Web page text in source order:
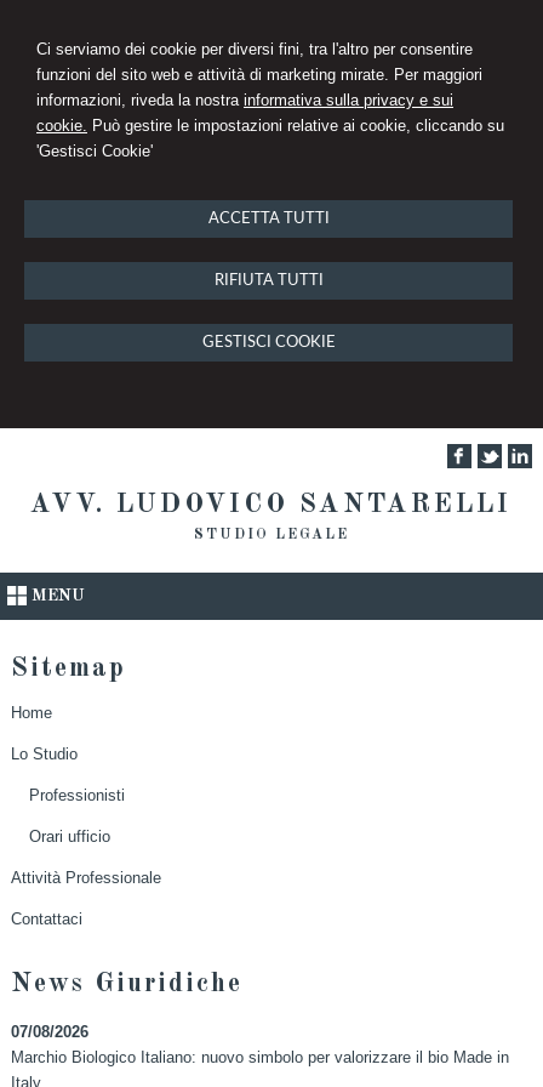
Ci serviamo dei cookie per diversi fini, tra l'altro per consentire
funzioni del sito web e attività di marketing mirate. Per maggiori
informazioni, riveda la nostra informativa sulla privacy e sui
cookie. Può gestire le impostazioni relative ai cookie, cliccando su
'Gestisci Cookie'
ACCETTA TUTTI
RIFIUTA TUTTI
GESTISCI COOKIE
AVV. LUDOVICO SANTARELLI
STUDIO LEGALE
MENU
Sitemap
Home
Lo Studio
Professionisti
Orari ufficio
Attività Professionale
Contattaci
News Giuridiche
07/08/2026
Marchio Biologico Italiano: nuovo simbolo per valorizzare il bio Made in
Italy